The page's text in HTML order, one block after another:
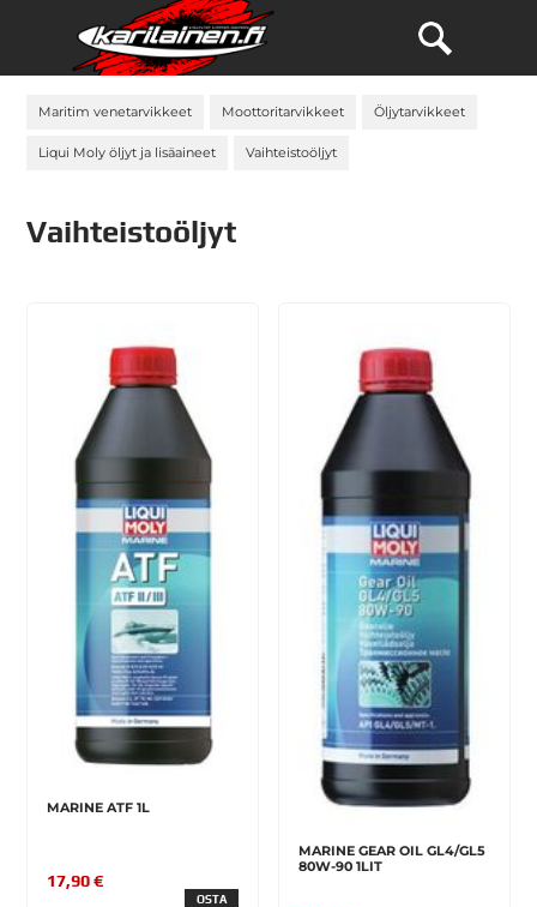
Maritim venetarvikkeet Moottoritarvikkeet Öljytarvikkeet
Liqui Moly öljyt ja lisäaineet Vaihteistoöljyt
Vaihteistoöljyt
MARINE ATF 1L
17,90 €
OSTA
MARINE GEAR OIL GL4/GL5
80W-90 1LIT